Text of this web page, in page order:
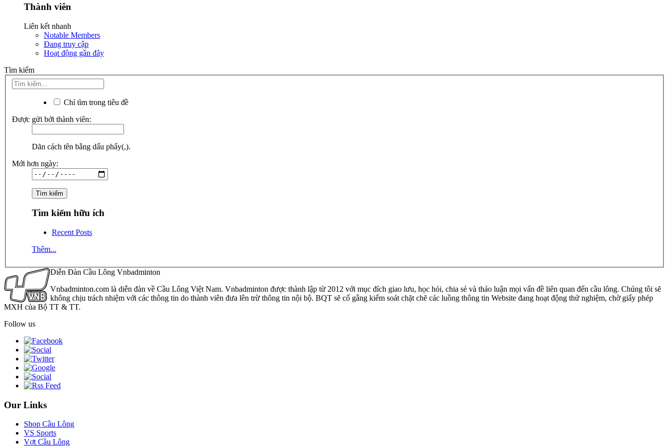
Thành viên
Liên kết nhanh
Notable Members
Đang truy cập
Hoạt động gần đây
Tìm kiếm
Chỉ tìm trong tiêu đề
Được gửi bởi thành viên:
Dãn cách tên bằng dấu phẩy(,).
Mới hơn ngày:
Tìm kiếm hữu ích
Recent Posts
Thêm...
Diễn Đàn Cầu Lông Vnbadminton
Vnbadminton.com là diễn đàn về Cầu Lông Việt Nam. Vnbadminton được thành lập từ 2012 với mục đích giao lưu, học hỏi, chia sẻ và thảo luận mọi vấn đề liên quan đến cầu lông. Chúng tôi sẽ
không chịu trách nhiệm với các thông tin do thành viên đưa lên trừ thông tin nội bộ. BQT sẽ cố gắng kiểm soát chặt chẽ các luồng thông tin Website đang hoạt động thử nghiệm, chờ giấy phép
MXH của Bộ TT & TT.
Follow us
Our Links
Shop Cầu Lông
VS Sports
Vợt Cầu Lông